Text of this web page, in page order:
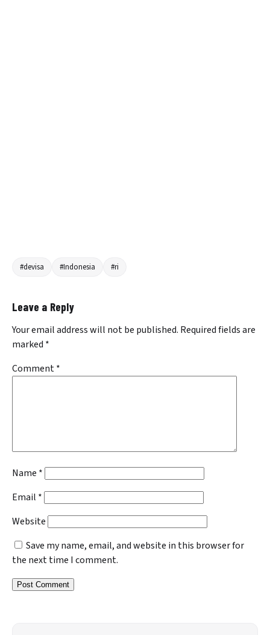
#devisa #Indonesia #ri
Leave a Reply
Your email address will not be published. Required fields are
marked *
Comment*
Name *
Email *
Website
Save my name, email, and website in this browser for
the next time I comment.